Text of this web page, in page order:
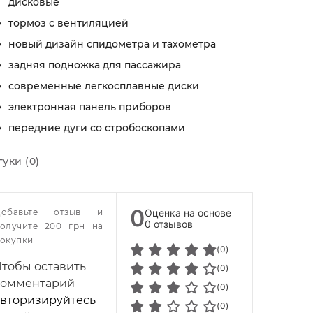
тормоз с вентиляцией
новый дизайн спидометра и тахометра
задняя подножка для пассажира
современные легкосплавные диски
электронная панель приборов
передние дуги со стробоскопами
(0)
отзыв и
200 грн на
оставить
0Оценка на основе
0 отзывов
(0)
(0)
(0)
(0)